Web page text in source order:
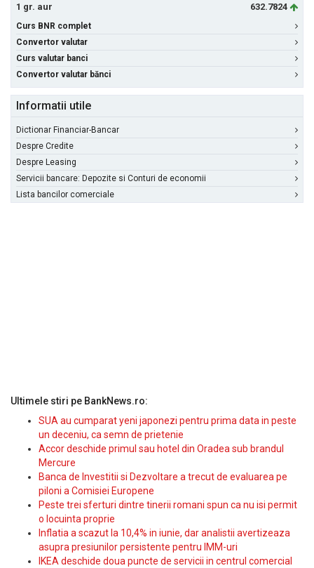
1 gr. aur
632.7824
Curs BNR complet
Convertor valutar
Curs valutar banci
Convertor valutar bănci
Informatii utile
Dictionar Financiar-Bancar
Despre Credite
Despre Leasing
Servicii bancare: Depozite si Conturi de economii
Lista bancilor comerciale
Ultimele stiri pe BankNews.ro:
SUA au cumparat yeni japonezi pentru prima data in peste
un deceniu, ca semn de prietenie
Accor deschide primul sau hotel din Oradea sub brandul
Mercure
Banca de Investitii si Dezvoltare a trecut de evaluarea pe
piloni a Comisiei Europene
Peste trei sferturi dintre tinerii romani spun ca nu isi permit
o locuinta proprie
Inflatia a scazut la 10,4% in iunie, dar analistii avertizeaza
asupra presiunilor persistente pentru IMM-uri
IKEA deschide doua puncte de servicii in centrul comercial